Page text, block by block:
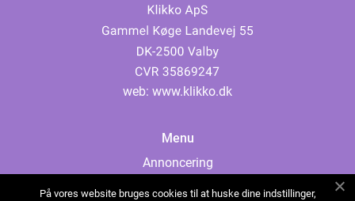
web: www.klikko.dk
Menu
Annoncering
På vores website bruges cookies til at huske dine indstillinger,